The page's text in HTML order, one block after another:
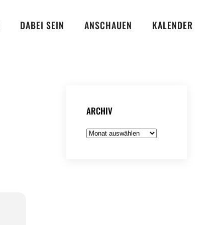
DABEI SEIN ANSCHAUEN KALENDER
ARCHIV
Archiv